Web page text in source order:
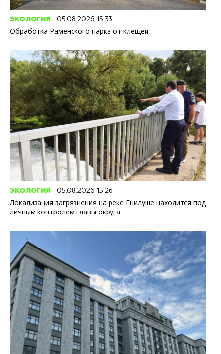
ЭКОЛОГИЯ 05.08.2026 15:33
Обработка Раменского парка от клещей
ЭКОЛОГИЯ 05.08.2026 15:26
Локализация загрязнения на реке Гнилуше находится под
личным контролем главы округа